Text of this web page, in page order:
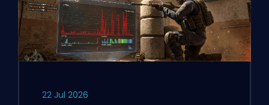
22 Jul 2026